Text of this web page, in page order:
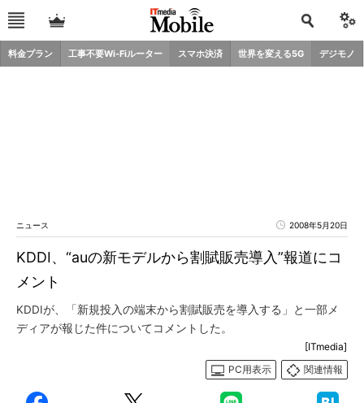
料金プラン 工事不要Wi-Fiルーター スマホ決済 世界を変える5G デジモノ
ニュース 2008年5月20日
KDDI、“auの新モデルから割賦販売導入”報道にコ
メント
KDDIが、「新規投入の端末から割賦販売を導入する」と一部メ
ディアが報じた件についてコメントした。
[ITmedia]
PC用表示
関連情報